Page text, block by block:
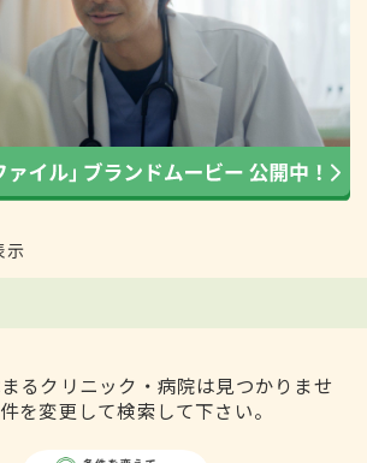
示
るクリニック・病院は見つかりませ
を変更して検索して下さい。